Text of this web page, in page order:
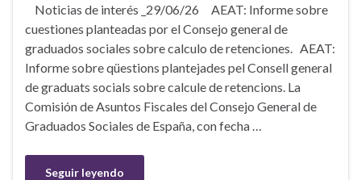
Noticias de interés _29/06/26 AEAT: Informe sobre
cuestiones planteadas por el Consejo general de
graduados sociales sobre calculo de retenciones. AEAT:
Informe sobre qüestions plantejades pel Consell general
de graduats socials sobre calcule de retencions. La
Comisión de Asuntos Fiscales del Consejo General de
Graduados Sociales de España, con fecha …
Seguir leyendo